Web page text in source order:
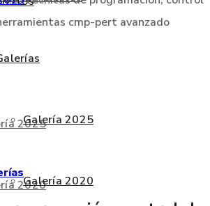
2025
2020
Galería 2025
Galería 2020
cmp-pert avanzado